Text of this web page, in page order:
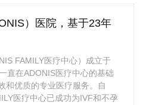
）医院，基于23年
FAMILY医疗中心）成立于
直在ADONIS医疗中心的基础
和优质的专业医疗服务。自
医疗中心已成功为IVF和不孕